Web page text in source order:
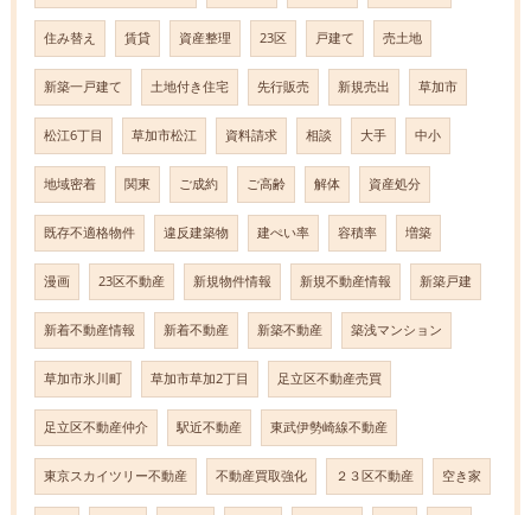
住み替え 賃貸 資産整理 23区 戸建て 売土地
新築一戸建て 土地付き住宅 先行販売 新規売出 草加市
松江6丁目 草加市松江 資料請求 相談 大手 中小
地域密着 関東 ご成約 ご高齢 解体 資産処分
既存不適格物件 違反建築物 建ぺい率 容積率 増築
漫画 23区不動産 新規物件情報 新規不動産情報 新築戸建
新着不動産情報 新着不動産 新築不動産 築浅マンション
草加市氷川町 草加市草加2丁目 足立区不動産売買
足立区不動産仲介 駅近不動産 東武伊勢崎線不動産
東京スカイツリー不動産 不動産買取強化 ２３区不動産 空き家